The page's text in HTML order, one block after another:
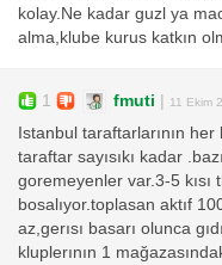
kolay.Ne kadar guzl ya
alma,klube kurus katkın
1 fmuti | 11 Ekim
Istanbul taraftarlarının her
taraftar sayısıkı kadar
goremeyenler var.3-5 kısı
bosalıyor.toplasan aktıf
az,gerısı basarı olunca
kluplerının 1